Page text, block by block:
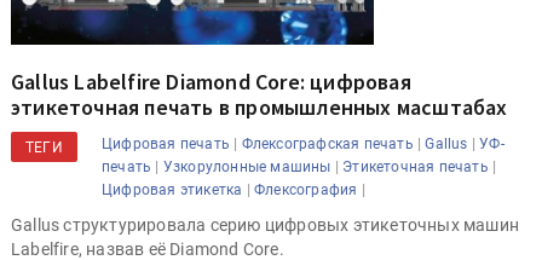
Gallus Labelfire Diamond Core: цифровая
этикеточная печать в промышленных масштабах
ТЕГИ Цифровая печать | Флексографская печать |Gallus |УФ-
печать | Узкорулонные машины | Этикеточная печать |
Цифровая этикетка |Флексография |
Gallus структурировала серию цифровых этикеточных машин
Labelfire, назвав её Diamond Core.